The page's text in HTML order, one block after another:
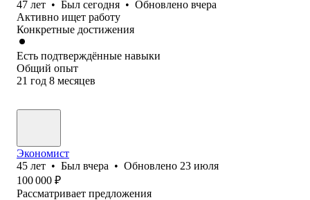
47 лет • Был сегодня • Обновлено вчера
Активно ищет работу
Конкретные достижения
Есть подтверждённые навыки
Общий опыт
21 год 8 месяцев
Экономист
45 лет • Был вчера • Обновлено 23 июля
100 000 ₽
Рассматривает предложения